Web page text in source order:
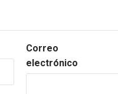
Correo
electrónico